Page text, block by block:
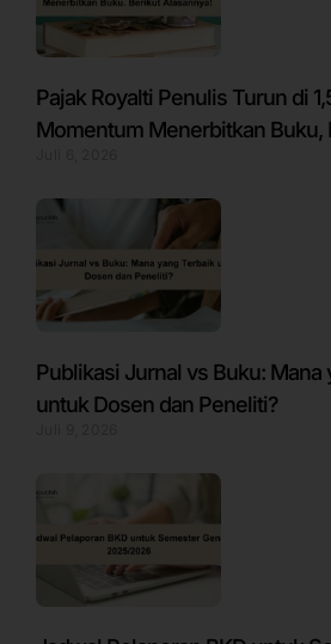
Pajak Royalti Penulis Turun di
Momentum Menerbitkan Buku,
Publikasi Jurnal vs Buku: Mana
untuk Dosen dan Peneliti?